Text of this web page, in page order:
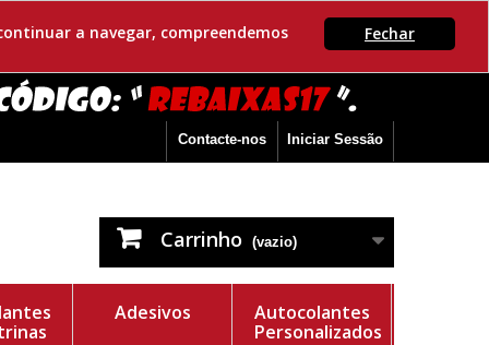
Fechar
a navegar, compreendemos
Iniciar Sessão
Contacte-nos
Carrinho (vazio)
Adesivos
Autocolantes
Personalizados